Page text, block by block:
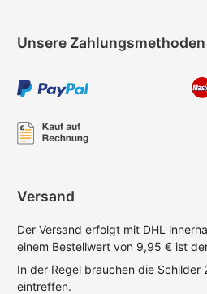
Unsere Zahlungsmethoden
Versand
Der Versand erfolgt mit DHL
einem Bestellwert von 9,95 € ist
In der Regel brauchen die Schilder
eintreffen.